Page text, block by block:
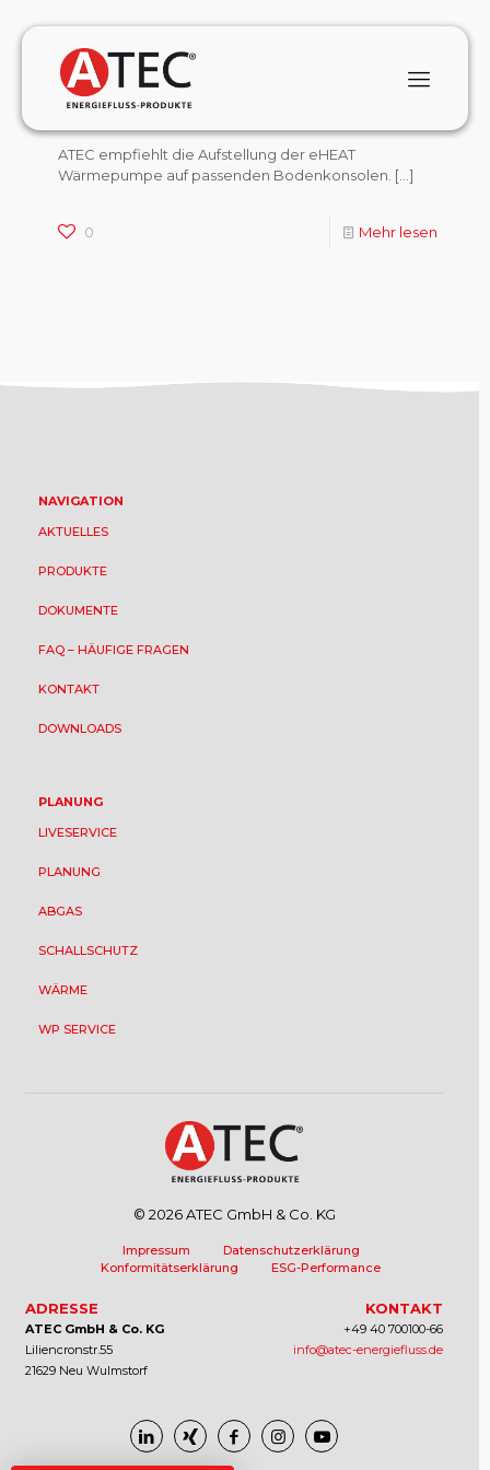
January 1, 2024
Welche Aufstellfüße werden für die ATEC
ATEC empfiehlt die Aufstellung der eHEAT
Wärmepumpe auf passenden Bodenkonsolen. […]
0 Mehr lesen
NAVIGATION
AKTUELLES
PRODUKTE
DOKUMENTE
FAQ – HÄUFIGE FRAGEN
KONTAKT
DOWNLOADS
PLANUNG
LIVESERVICE
PLANUNG
ABGAS
SCHALLSCHUTZ
WÄRME
WP SERVICE
© 2026 ATEC GmbH & Co. KG
Impressum
Datenschutzerklärung
Konformitätserklärung
ESG-Performance
ADRESSE
ATEC GmbH & Co. KG
Liliencronstr.55
21629 Neu Wulmstorf
KONTAKT
+49 40 700100-66
info@atec-energiefluss.de